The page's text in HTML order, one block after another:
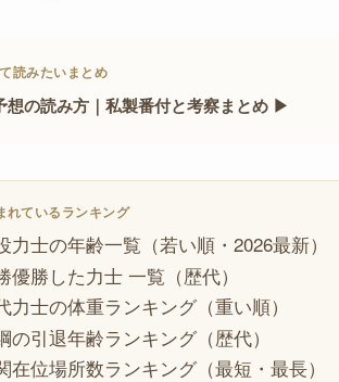
読みたいまとめ
想の読み方｜私製番付と考察まとめ ▶
れているランキング
力士の年齢一覧（若い順・2026最新）
優勝した力士 一覧（歴代）
力士の体重ランキング（重い順）
の引退年齢ランキング（歴代）
在位場所数ランキング（最短・最長）